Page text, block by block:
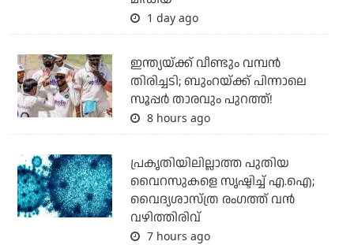
1 day ago
ഇന്ത്യയ്ക്ക് വീണ്ടും വമ്പന്‍
തിരിച്ചടി; ബുംറയ്ക്ക് പിന്നാലെ
സൂപ്പര്‍ താരവും പുറത്ത്!
8 hours ago
പ്രകൃതിയിലില്ലാത്ത പുതിയ
വൈറസുകളെ സൃഷ്ടിച്ച് എ.ഐ;
വൈദ്യശാസ്ത്ര രംഗത്ത് വന്‍
വഴിത്തിരിവ്
7 hours ago